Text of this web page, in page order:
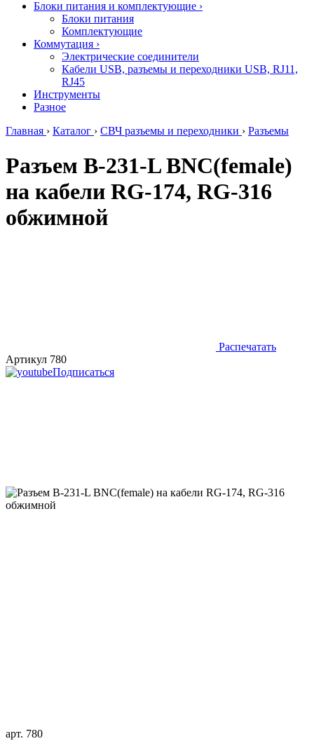
Блоки питания и комплектующие ›
Блоки питания
Комплектующие
Коммутация ›
Электрические соединители
Кабели USB, разъемы и переходники USB, RJ11,
RJ45
Инструменты
Разное
Главная › Каталог › СВЧ разъемы и переходники › Разъемы
Разъем B-231-L BNC(female)
на кабели RG-174, RG-316
обжимной
Распечатать
Артикул 780
Подписаться
арт. 780